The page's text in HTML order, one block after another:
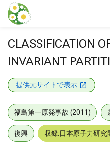
本文に飛ぶ
CLASSIFICATION
INVARIANT
提供元サイトで表示
福島第一原発事故 (2011)
復興 収録:日本原子力研